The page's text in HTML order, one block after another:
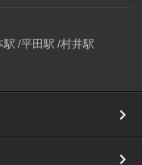
駅 平田駅 村井駅